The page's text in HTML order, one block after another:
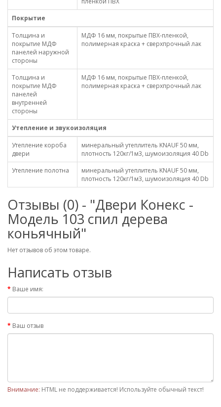
Покрытие
Толщина и
покрытие МДФ
панелей наружной
стороны
МДФ 16 мм, покрытые ПВХ-пленкой,
полимерная краска + сверхпрочный лак
Толщина и
покрытие МДФ
панелей
внутренней
стороны
МДФ 16 мм, покрытые ПВХ-пленкой,
полимерная краска + сверхпрочный лак
Утепление и звукоизоляция
Утепление короба
двери
минеральный утеплитель KNAUF 50 мм,
плотность 120кг/1м3, шумоизоляция 40 Db
Утепление полотна
минеральный утеплитель KNAUF 50 мм,
плотность 120кг/1м3, шумоизоляция 40 Db
Отзывы (0) - "Двери Конекс -
Модель 103 спил дерева
коньячный"
Нет отзывов об этом товаре.
Написать отзыв
Ваше имя:
Ваш отзыв
Внимание: HTML не поддерживается! Используйте обычный текст!